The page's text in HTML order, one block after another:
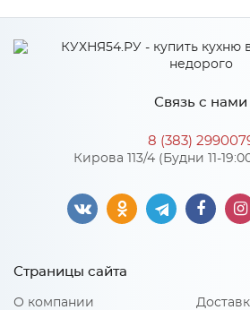
Производитель
Особенности
Связь с нами
8 (383)
Кирова 113/4 (Будни 11-
Страницы сайта
О компании